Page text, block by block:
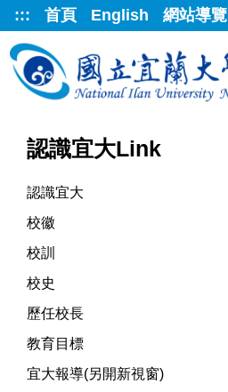
跳
到
主
要
::: 首頁 English 網站導覽
認識宜大Link
認識宜大
校徽
校訓
校史
歷任校長
教育目標
宜大報導(另開新視窗)